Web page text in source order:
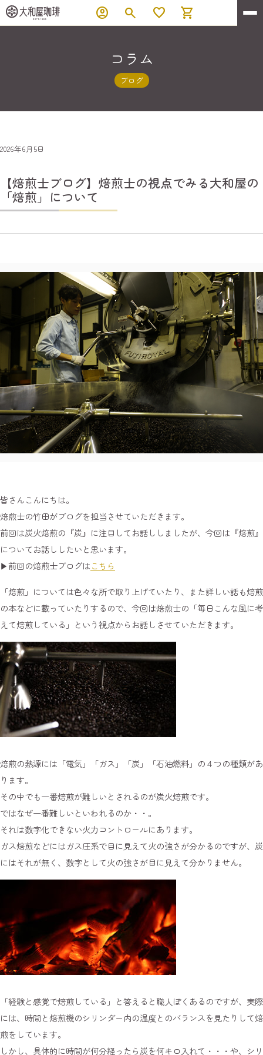
account_circle search favorite shopping_cart
コラム
ブログ
2026年6月5日
【焙煎士ブログ】焙煎士の視点でみる大和屋の
「焙煎」について
皆さんこんにちは。
焙煎士の竹田がブログを担当させていただきます。
前回は炭火焙煎の『炭』に注目してお話ししましたが、今回は『焙煎』
についてお話ししたいと思います。
▶︎前回の焙煎士ブログはこちら
「焙煎」については色々な所で取り上げていたり、また詳しい話も焙煎
の本などに載っていたりするので、今回は焙煎士の「毎日こんな風に考
えて焙煎している」という視点からお話しさせていただきます。
焙煎の熱源には「電気」「ガス」「炭」「石油燃料」の４つの種類があ
ります。
その中でも一番焙煎が難しいとされるのが炭火焙煎です。
ではなぜ一番難しいといわれるのか・・。
それは数字化できない火力コントロールにあります。
ガス焙煎などにはガス圧系で目に見えて火の強さが分かるのですが、炭
にはそれが無く、数字として火の強さが目に見えて分かりません。
「経験と感覚で焙煎している」と答えると職人ぽくあるのですが、実際
には、時間と焙煎機のシリンダー内の温度とのバランスを見たりして焙
煎をしています。
しかし、具体的に時間が何分経ったら炭を何キロ入れて・・・や、シリ